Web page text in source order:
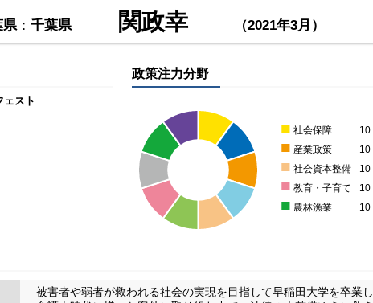
県： 千葉県 関政幸 （2021年3月）
ェスト
政策注力分野
■ 社会保障 10
■ 産業政策 10
■ 社会資本整備 10
■ 教育・子育て 10
■ 農林漁業 10
被害者や弱者が救われる社会の実現を目指して早稲田大学を卒業